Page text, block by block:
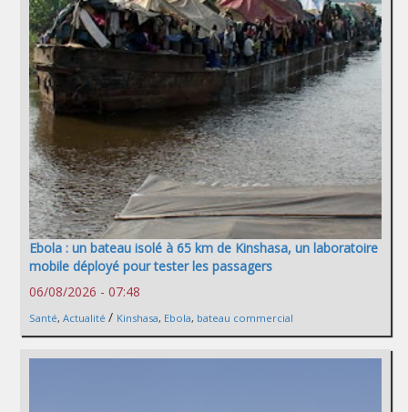
Ebola : un bateau isolé à 65 km de Kinshasa, un laboratoire
mobile déployé pour tester les passagers
06/08/2026 - 07:48
Santé, Actualité / Kinshasa, Ebola, bateau commercial